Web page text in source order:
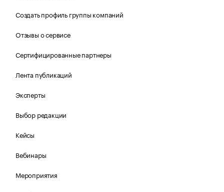
Создать профиль группы компаний
Отзывы о сервисе
Сертифицированные партнеры
Лента публикаций
Эксперты
Выбор редакции
Кейсы
Вебинары
Мероприятия